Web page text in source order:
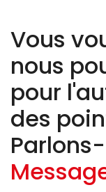
Vous
nous
pour
des